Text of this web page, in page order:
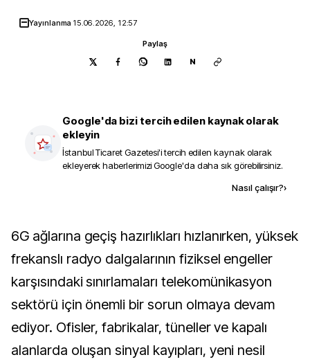
Yayınlanma 15.06.2026, 12:57
Paylaş
N
Google'da bizi tercih edilen kaynak olarak
ekleyin
İstanbul Ticaret Gazetesi'i tercih edilen kaynak olarak
ekleyerek haberlerimizi Google'da daha sık görebilirsiniz.
Nasıl çalışır?›
6G ağlarına geçiş hazırlıkları hızlanırken, yüksek
frekanslı radyo dalgalarının fiziksel engeller
karşısındaki sınırlamaları telekomünikasyon
sektörü için önemli bir sorun olmaya devam
ediyor. Ofisler, fabrikalar, tüneller ve kapalı
alanlarda oluşan sinyal kayıpları, yeni nesil